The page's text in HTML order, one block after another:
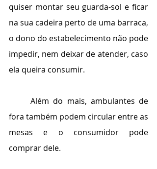
quiser montar seu guarda-sol e ficar
na sua cadeira perto de uma barraca,
o dono do estabelecimento não pode
impedir, nem deixar de atender, caso
ela queira consumir.
	Além do mais, ambulantes de
fora também podem circular entre as
mesas e o consumidor pode
comprar dele.